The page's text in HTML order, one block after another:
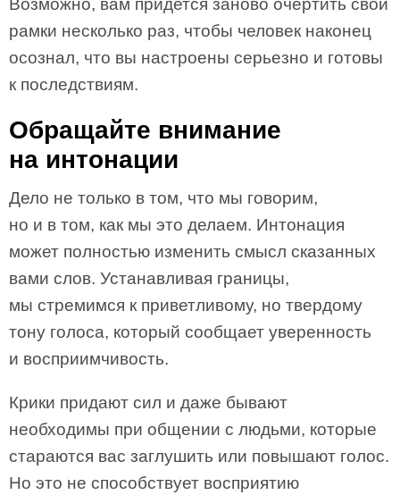
Возможно, вам придется заново очертить свои
рамки несколько раз, чтобы человек наконец
осознал, что вы настроены серьезно и готовы
к последствиям.
Обращайте внимание
на интонации
Дело не только в том, что мы говорим,
но и в том, как мы это делаем. Интонация
может полностью изменить смысл сказанных
вами слов. Устанавливая границы,
мы стремимся к приветливому, но твердому
тону голоса, который сообщает уверенность
и восприимчивость.
Крики придают сил и даже бывают
необходимы при общении с людьми, которые
стараются вас заглушить или повышают голос.
Но это не способствует восприятию